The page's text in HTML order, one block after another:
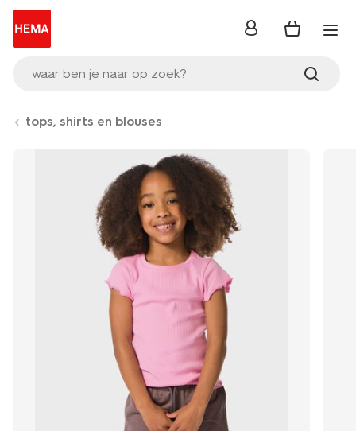
waar ben je naar op zoek?
inloggen
tops, shirts en blouses